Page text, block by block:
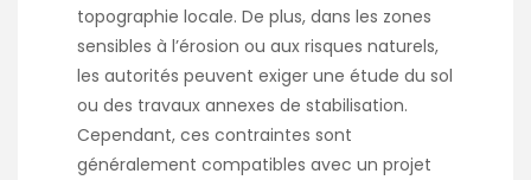
topographie locale. De plus, dans les zones
sensibles à l’érosion ou aux risques naturels,
les autorités peuvent exiger une étude du sol
ou des travaux annexes de stabilisation.
Cependant, ces contraintes sont
généralement compatibles avec un projet